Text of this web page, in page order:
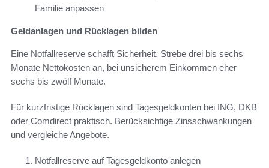
Familie anpassen
Geldanlagen und Rücklagen bilden
Eine Notfallreserve schafft Sicherheit. Strebe drei bis sechs
Monate Nettokosten an, bei unsicherem Einkommen eher
sechs bis zwölf Monate.
Für kurzfristige Rücklagen sind Tagesgeldkonten bei ING, DKB
oder Comdirect praktisch. Berücksichtige Zinsschwankungen
und vergleiche Angebote.
Notfallreserve auf Tagesgeldkonto anlegen